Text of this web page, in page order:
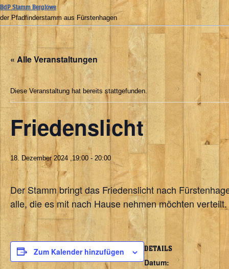
BdP Stamm Berglöwe
der Pfadfinderstamm aus Fürstenhagen
« Alle Veranstaltungen
Diese Veranstaltung hat bereits stattgefunden.
Friedenslicht
18. Dezember 2024 ,19:00 - 20:00
Der Stamm bringt das Friedenslicht nach
alle, die es mit nach Hause nehmen möchten verteilt.
Zum Kalender hinzufügen DETAILS
Datum: